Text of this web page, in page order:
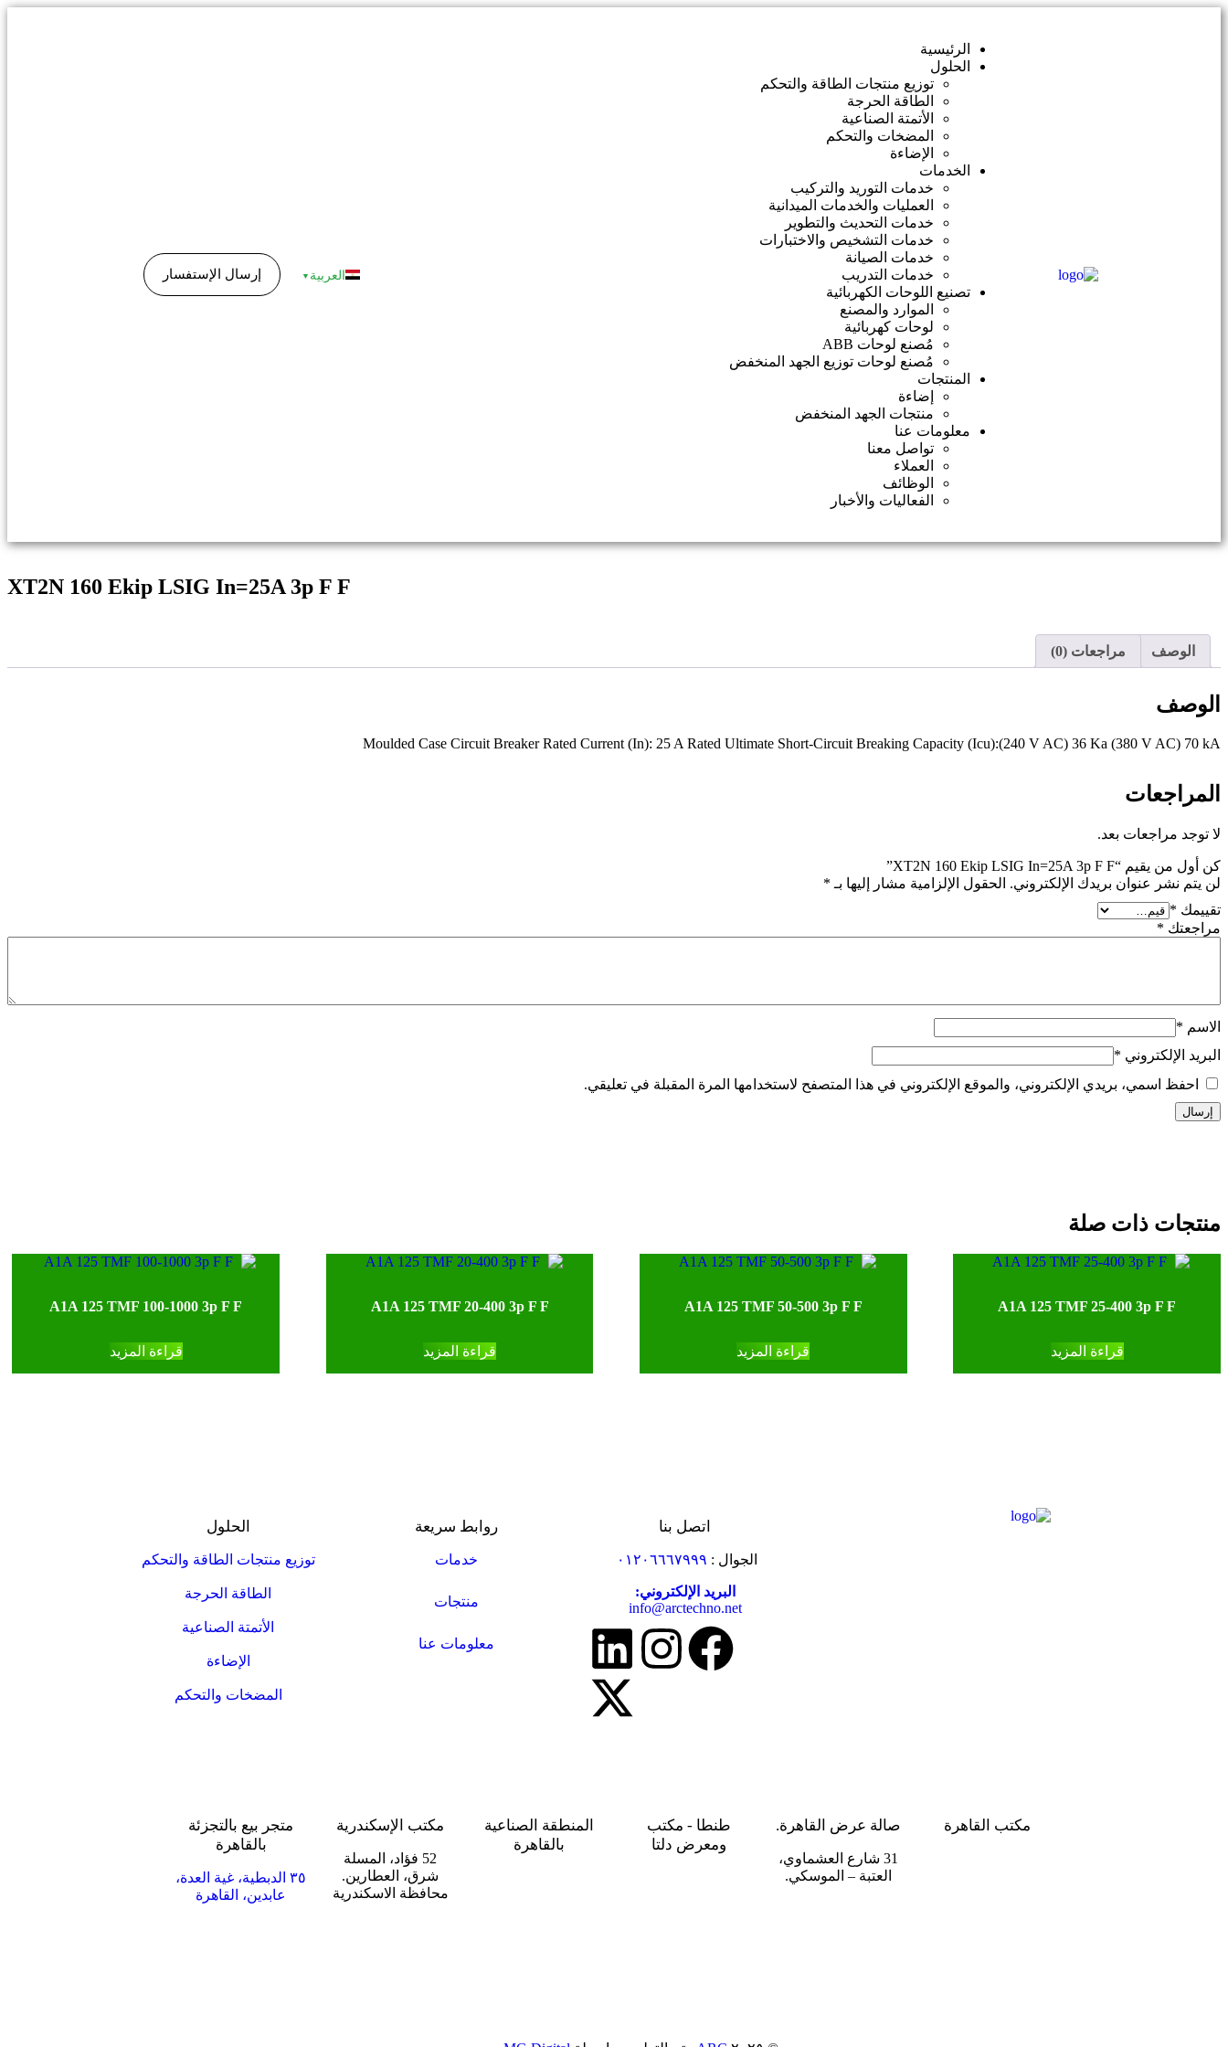
الرئيسية
الحلول
توزيع منتجات الطاقة والتحكم
الطاقة الحرجة
الأتمتة الصناعية
المضخات والتحكم
الإضاءة
الخدمات
خدمات التوريد والتركيب
العمليات والخدمات الميدانية
خدمات التحديث والتطوير
خدمات التشخيص والاختبارات
خدمات الصيانة
خدمات التدريب
تصنيع اللوحات الكهربائية
الموارد والمصنع
لوحات كهربائية
مُصنع لوحات ABB
مُصنع لوحات توزيع الجهد المنخفض
المنتجات
إضاءة
منتجات الجهد المنخفض
معلومات عنا
تواصل معنا
العملاء
الوظائف
الفعاليات والأخبار
العربية ▼ إرسال الإستفسار
XT2N 160 Ekip LSIG In=25A 3p F F
الوصف مراجعات (0)
الوصف
Moulded Case Circuit Breaker Rated Current (In): 25 A Rated Ultimate Short-Circuit Breaking Capacity (Icu):(240 V AC) 36 Ka (380 V AC) 70 kA
المراجعات
لا توجد مراجعات بعد.
كن أول من يقيم “XT2N 160 Ekip LSIG In=25A 3p F F”
لن يتم نشر عنوان بريدك الإلكتروني. الحقول الإلزامية مشار إليها بـ *
تقييمك *
مراجعتك *
الاسم *
البريد الإلكتروني *
احفظ اسمي، بريدي الإلكتروني، والموقع الإلكتروني في هذا المتصفح لاستخدامها المرة المقبلة في تعليقي.
منتجات ذات صلة
A1A 125 TMF 25-400 3p F F
قراءة المزيد
A1A 125 TMF 50-500 3p F F
قراءة المزيد
A1A 125 TMF 20-400 3p F F
قراءة المزيد
A1A 125 TMF 100-1000 3p F F
قراءة المزيد
اتصل بنا
الجوال :
البريد الإلكتروني:
info@arctechno.net
روابط سريعة
خدمات
منتجات
معلومات عنا
الحلول
توزيع منتجات الطاقة والتحكم
الطاقة الحرجة
الأتمتة الصناعية
الإضاءة
المضخات والتحكم
مكتب القاهرة صالة عرض القاهرة.
31 شارع العشماوي،
العتبة – الموسكي.
طنطا - مكتب
ومعرض دلتا
المنطقة الصناعية
بالقاهرة
مكتب الإسكندرية
52 فؤاد، المسلة
شرق، العطارين.
محافظة الاسكندرية
متجر بيع بالتجزئة
بالقاهرة
٣٥ الدبطية، غية العدة،
عابدين، القاهرة